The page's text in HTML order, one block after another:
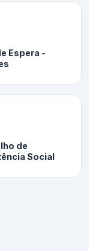
Espera -
de
Social